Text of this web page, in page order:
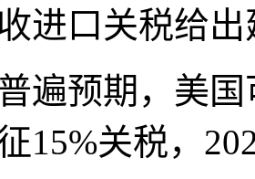
进口关税给出
预期，美国
15%关税，